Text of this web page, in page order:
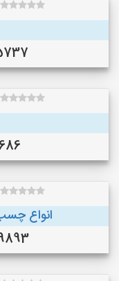
انواع چسب های 123